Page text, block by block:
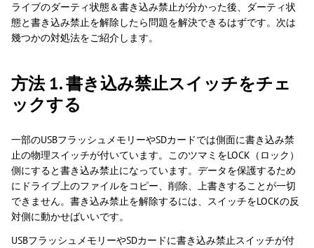
ライブのダーティ状態＆書き込み禁止が分かった後、ダーティ状
態と書き込み禁止を解除したら問題を解決できるはずです。次は
幾つかの対処法をご紹介します。
方法 1. 書き込み禁止スイッチをチェ
ックする
一部のUSBフラッシュメモリーやSDカードでは側面に書き込み禁
止の物理スイッチが付いています。このツマミをLOCK（ロック）
側にすると書き込み禁止になっています。データを保護するため
にドライブ上のファイルをコピー、削除、上書きすることが一切
できません。書き込み禁止を解除するには、スイッチをLOCKの反
対側に動かせばいいです。
USBフラッシュメモリーやSDカードに書き込み禁止スイッチが付